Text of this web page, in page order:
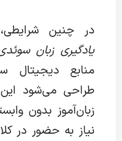
در چنین
یادگیری زبان
منابع دیجیتال
طراحی می‌شود
زبان‌آموز بدون
نیاز به حضور در